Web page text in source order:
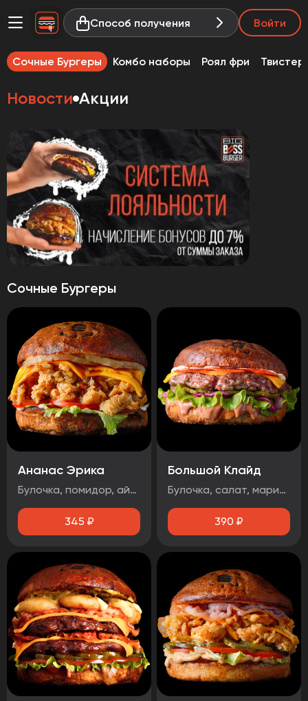
Способ получения Войти
Сочные Бургеры Комбо наборы Роял фри
Новости Акции
Сочные Бургеры
Ананас Эрика
Булочка, помидор, айсберг, ананас, сыр чеддер, фирменная курочка в панировке, майонез, терияки соус
345 ₽
Большой Клайд
Булочка, салат, маринованный огурец, маринованный лук, котлета говядина, чорризо, сыр чеддер, два фирменных соуса.
390 ₽